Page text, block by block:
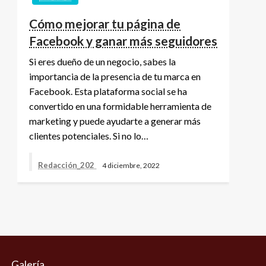
Cómo mejorar tu página de
Facebook y ganar más seguidores
Si eres dueño de un negocio, sabes la
importancia de la presencia de tu marca en
Facebook. Esta plataforma social se ha
convertido en una formidable herramienta de
marketing y puede ayudarte a generar más
clientes potenciales. Si no lo…
Redacción_202 4 diciembre, 2022